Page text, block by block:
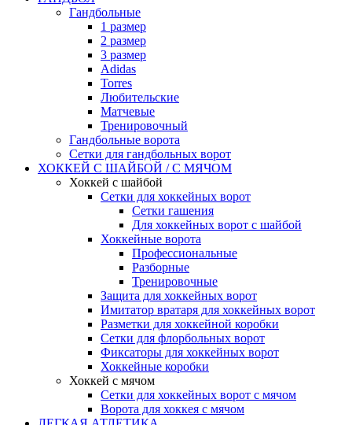
Гандбольные
1 размер
2 размер
3 размер
Adidas
Torres
Любительские
Матчевые
Тренировочный
Гандбольные ворота
Сетки для гандбольных ворот
ХОККЕЙ С ШАЙБОЙ / С МЯЧОМ
Хоккей с шайбой
Сетки для хоккейных ворот
Сетки гашения
Для хоккейных ворот с шайбой
Хоккейные ворота
Профессиональные
Разборные
Тренировочные
Защита для хоккейных ворот
Имитатор вратаря для хоккейных ворот
Разметки для хоккейной коробки
Сетки для флорбольных ворот
Фиксаторы для хоккейных ворот
Хоккейные коробки
Хоккей с мячом
Сетки для хоккейных ворот с мячом
Ворота для хоккея с мячом